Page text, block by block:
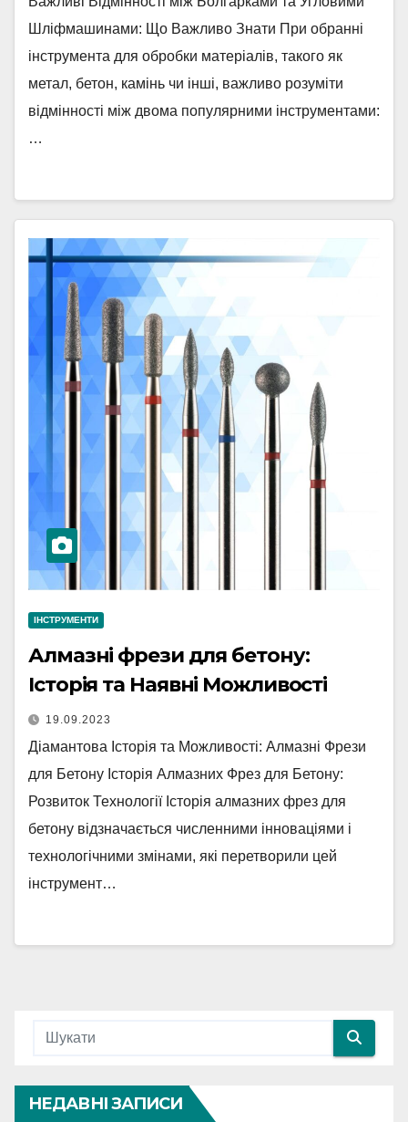
Шліфмашинами: Що Важливо Знати При обранні
інструмента для обробки матеріалів, такого як
метал, бетон, камінь чи інші, важливо розуміти
відмінності між двома популярними інструментами:
…
ІНСТРУМЕНТИ
Алмазні фрези для бетону:
Історія та Наявні Можливості
19.09.2023
Діамантова Історія та Можливості: Алмазні Фрези
для Бетону Історія Алмазних Фрез для Бетону:
Розвиток Технології Історія алмазних фрез для
бетону відзначається численними інноваціями і
технологічними змінами, які перетворили цей
інструмент…
НЕДАВНІ ЗАПИСИ